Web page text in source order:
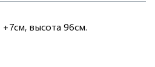
высота 96см.